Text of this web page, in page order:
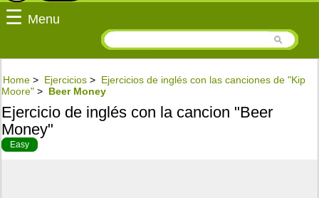
☰ Menu
Home > Ejercicios > Ejercicios de inglés con las canciones de "Kip
Moore" > Beer Money
Ejercicio de inglés con la cancion "Beer
Money"
Easy